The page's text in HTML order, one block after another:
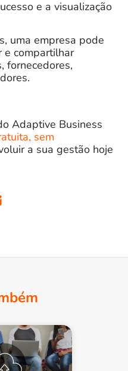
e a visualização
uma empresa pode
e compartilhar
fornecedores,
Adaptive Business
sem
a sua gestão hoje